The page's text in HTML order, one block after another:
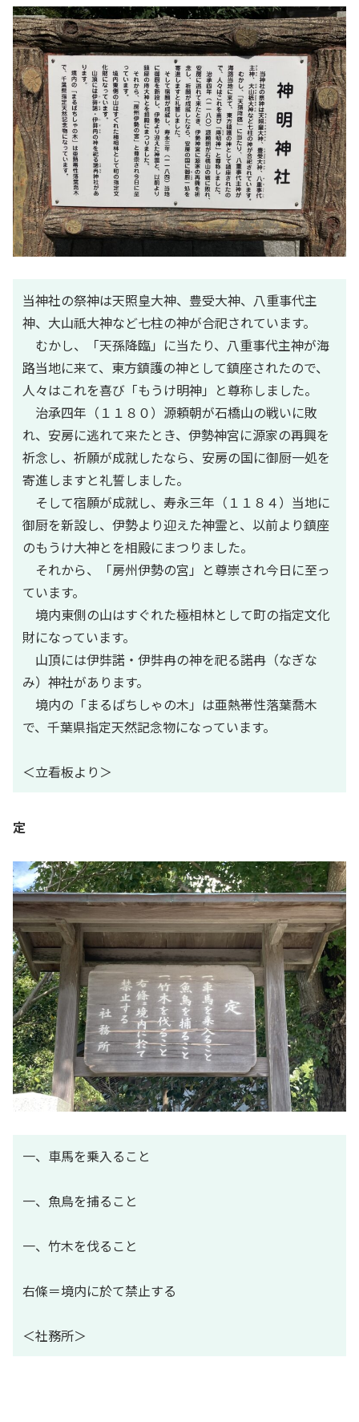
当神社の祭神は天照皇大神、豊受大神、八重事代主
神、大山祇大神など七柱の神が合祀されています。
むかし、「天孫降臨」に当たり、八重事代主神が海
路当地に来て、東方鎮護の神として鎮座されたので、
人々はこれを喜び「もうけ明神」と尊称しました。
治承四年（１１８０）源頼朝が石橋山の戦いに敗
れ、安房に逃れて来たとき、伊勢神宮に源家の再興を
祈念し、祈願が成就したなら、安房の国に御厨一処を
寄進しますと礼誓しました。
そして宿願が成就し、寿永三年（１１８４）当地に
御厨を新設し、伊勢より迎えた神霊と、以前より鎮座
のもうけ大神とを相殿にまつりました。
それから、「房州伊勢の宮」と尊崇され今日に至っ
ています。
境内東側の山はすぐれた極相林として町の指定文化
財になっています。
山頂には伊弉諾・伊弉冉の神を祀る諾冉（なぎな
み）神社があります。
境内の「まるばちしゃの木」は亜熱帯性落葉喬木
で、千葉県指定天然記念物になっています。
＜立看板より＞
定
一、車馬を乗入ること
一、魚鳥を捕ること
一、竹木を伐ること
右條＝境内に於て禁止する
＜社務所＞